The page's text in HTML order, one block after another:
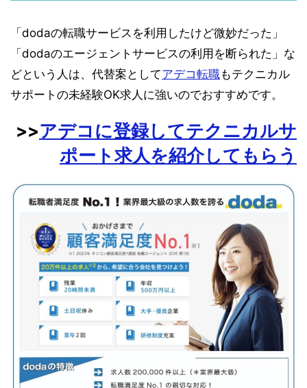
「dodaの転職サービスを利用したけど微妙だった」
「dodaのエージェントサービスの利用を断られた」な
どという人は、代替案としてアデコ転職もテクニカル
サポートの未経験OK求人に強いのでおすすめです。
>>アデコに登録してテクニカルサ
ポート求人を紹介してもらう